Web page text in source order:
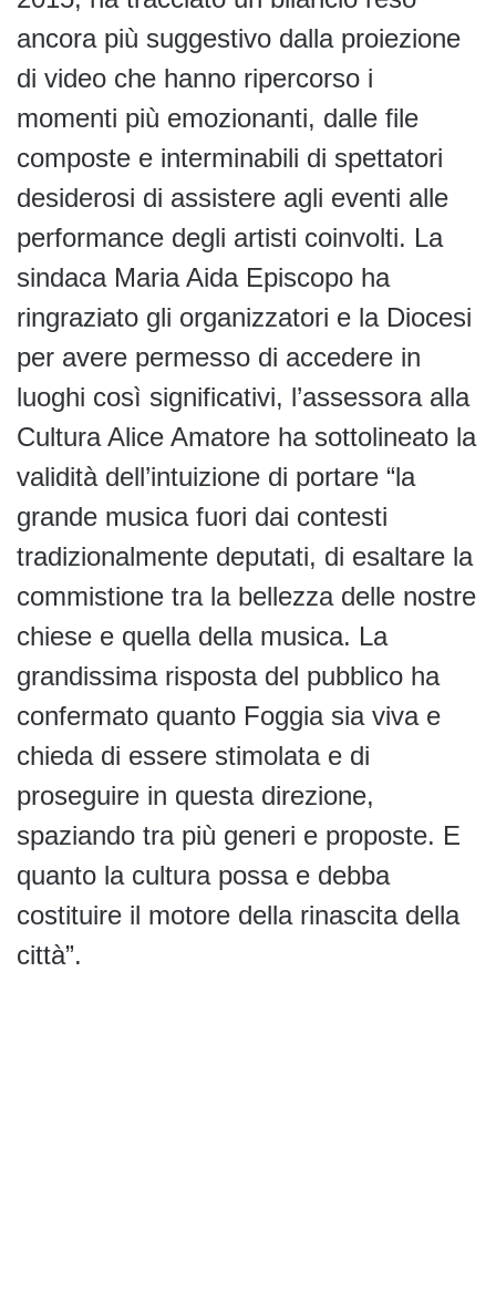
ancora più suggestivo dalla proiezione
di video che hanno ripercorso i
momenti più emozionanti, dalle file
composte e interminabili di spettatori
desiderosi di assistere agli eventi alle
performance degli artisti coinvolti. La
sindaca Maria Aida Episcopo ha
ringraziato gli organizzatori e la Diocesi
per avere permesso di accedere in
luoghi così significativi, l’assessora alla
Cultura Alice Amatore ha sottolineato la
validità dell’intuizione di portare “la
grande musica fuori dai contesti
tradizionalmente deputati, di esaltare la
commistione tra la bellezza delle nostre
chiese e quella della musica. La
grandissima risposta del pubblico ha
confermato quanto Foggia sia viva e
chieda di essere stimolata e di
proseguire in questa direzione,
spaziando tra più generi e proposte. E
quanto la cultura possa e debba
costituire il motore della rinascita della
città”.